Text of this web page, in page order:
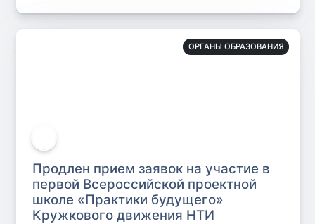
ОРГАНЫ ОБРАЗОВАНИЯ
Продлен прием заявок на участие в
первой Всероссийской проектной
школе «Практики будущего»
Кружкового движения НТИ